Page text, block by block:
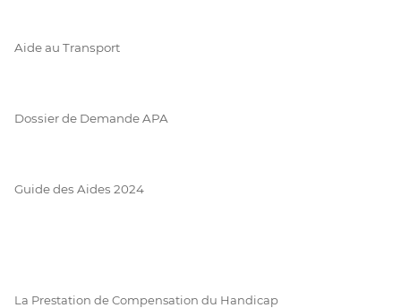
Aide au Transport
Dossier de Demande APA
Guide des Aides 2024
La Prestation de Compensation du Handicap